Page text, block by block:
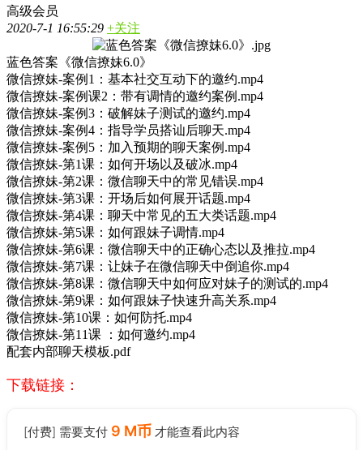
高级会员
2020-7-1 16:55:29 +关注
蓝色答案《微信撩妹6.0》
微信撩妹-案例1：基本社交互动下的邀约.mp4
微信撩妹-案例课2：带有调情的邀约案例.mp4
微信撩妹-案例3：破解妹子测试的邀约.mp4
微信撩妹-案例4：指导学员搭讪后聊天.mp4
微信撩妹-案例5：加入预期的聊天案例.mp4
微信撩妹-第1课：如何开场以及破冰.mp4
微信撩妹-第2课：微信聊天中的常见错误.mp4
微信撩妹-第3课：开场后如何展开话题.mp4
微信撩妹-第4课：聊天中常见的五大类话题.mp4
微信撩妹-第5课：如何跟妹子调情.mp4
微信撩妹-第6课：微信聊天中的正确心态以及推拉.mp4
微信撩妹-第7课：让妹子在微信聊天中倒追你.mp4
微信撩妹-第8课：微信聊天中如何应对妹子的测试的.mp4
微信撩妹-第9课：如何跟妹子快速升高关系.mp4
微信撩妹-第10课：如何防托.mp4
微信撩妹-第11课 ：如何邀约.mp4
配套内部聊天模板.pdf
下载链接：
[付费] 需要支付 9 M币 才能查看此内容